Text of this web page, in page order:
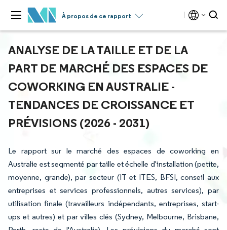
À propos de ce rapport
ANALYSE DE LA TAILLE ET DE LA
PART DE MARCHÉ DES ESPACES DE
COWORKING EN AUSTRALIE -
TENDANCES DE CROISSANCE ET
PRÉVISIONS (2026 - 2031)
Le rapport sur le marché des espaces de coworking en
Australie est segmenté par taille et échelle d'installation (petite,
moyenne, grande), par secteur (IT et ITES, BFSI, conseil aux
entreprises et services professionnels, autres services), par
utilisation finale (travailleurs indépendants, entreprises, start-
ups et autres) et par villes clés (Sydney, Melbourne, Brisbane,